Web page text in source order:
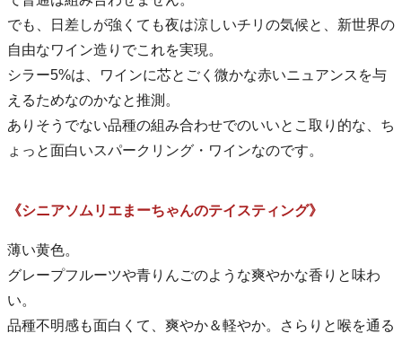
でも、日差しが強くても夜は涼しいチリの気候と、新世界の
自由なワイン造りでこれを実現。
シラー5%は、ワインに芯とごく微かな赤いニュアンスを与
えるためなのかなと推測。
ありそうでない品種の組み合わせでのいいとこ取り的な、ち
ょっと面白いスパークリング・ワインなのです。
《シニアソムリエまーちゃんのテイスティング》
薄い黄色。
グレープフルーツや青りんごのような爽やかな香りと味わ
い。
品種不明感も面白くて、爽やか＆軽やか。さらりと喉を通る